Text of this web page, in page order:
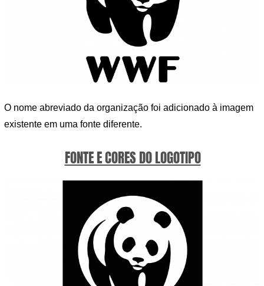
O nome abreviado da organização foi adicionado à imagem
existente em uma fonte diferente.
FONTE E CORES DO LOGOTIPO